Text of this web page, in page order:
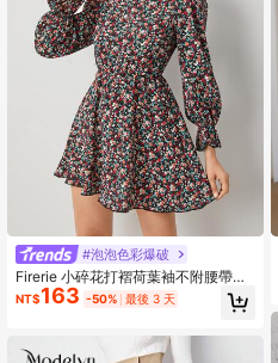
#泡泡色彩爆破
Firerie 小碎花打褶荷葉袖不附腰帶洋
裝
NT$163 -50% 最後 3 天